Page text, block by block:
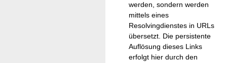
werden, sondern werden
mittels eines
Resolvingdienstes in URLs
übersetzt. Die persistente
Auflösung dieses Links
erfolgt hier durch den